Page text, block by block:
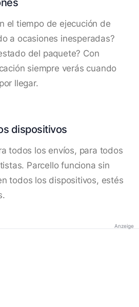
el tiempo de ejecución de
a ocasiones inesperadas?
del paquete? Con
siempre verás cuando
llegar.
dispositivos
todos los envíos, para todos
Parcello funciona sin
todos los dispositivos, estés
Anzeige